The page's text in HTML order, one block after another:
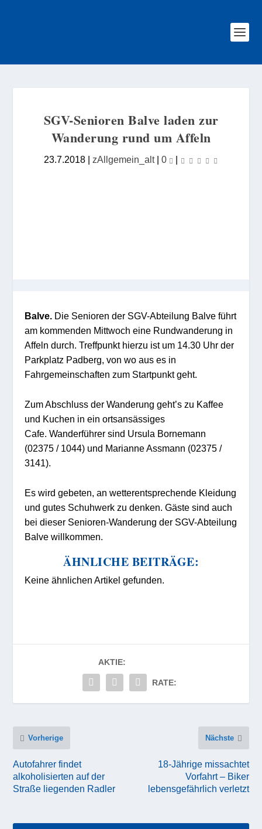
SGV-Senioren Balve laden zur
Wanderung rund um Affeln
23.7.2018| zAllgemein_alt| 0 |
Balve. Die Senioren der SGV-Abteilung Balve führt
am kommenden Mittwoch eine Rundwanderung in
Affeln durch. Treffpunkt hierzu ist um 14.30 Uhr der
Parkplatz Padberg, von wo aus es in
Fahrgemeinschaften zum Startpunkt geht.
Zum Abschluss der Wanderung geht’s zu Kaffee
und Kuchen in ein ortsansässiges
Cafe. Wanderführer sind Ursula Bornemann
(02375 / 1044) und Marianne Assmann (02375 /
3141).
Es wird gebeten, an wetterentsprechende Kleidung
und gutes Schuhwerk zu denken. Gäste sind auch
bei dieser Senioren-Wanderung der SGV-Abteilung
Balve willkommen.
ÄHNLICHE BEITRÄGE:
Keine ähnlichen Artikel gefunden.
AKTIE:
RATE:
Vorherige
Autofahrer findet
alkoholisierten auf der
Straße liegenden Radler
Nächste
18-Jährige missachtet
Vorfahrt – Biker
lebensgefährlich verletzt